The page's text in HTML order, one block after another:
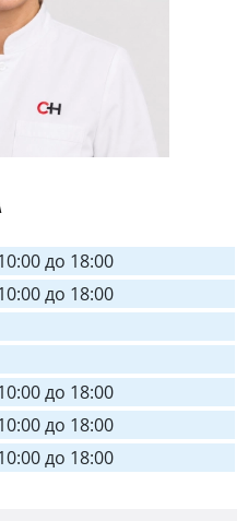
до 18:00
до 18:00
до 18:00
до 18:00
до 18:00